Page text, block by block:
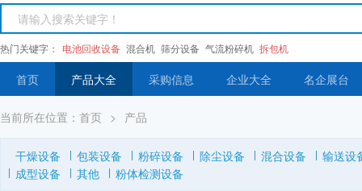
热门关键字： 电池回收设备 混合机 筛分设备 气流粉碎机 拆包机
首页 产品大全 采购信息 企业大全 名企展台
当前所在位置： 首页 > 产品
干燥设备 包装设备 粉碎设备 除尘设备 混合设备
输送设
成型设备
其他 粉体检测设备